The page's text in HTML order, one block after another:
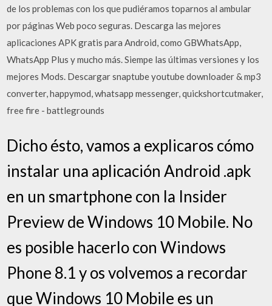
de los problemas con los que pudiéramos toparnos al ambular
por páginas Web poco seguras. Descarga las mejores
aplicaciones APK gratis para Android, como GBWhatsApp,
WhatsApp Plus y mucho más. Siempe las últimas versiones y los
mejores Mods. Descargar snaptube youtube downloader & mp3
converter, happymod, whatsapp messenger, quickshortcutmaker,
free fire - battlegrounds
Dicho ésto, vamos a explicaros cómo
instalar una aplicación Android .apk
en un smartphone con la Insider
Preview de Windows 10 Mobile. No
es posible hacerlo con Windows
Phone 8.1 y os volvemos a recordar
que Windows 10 Mobile es un